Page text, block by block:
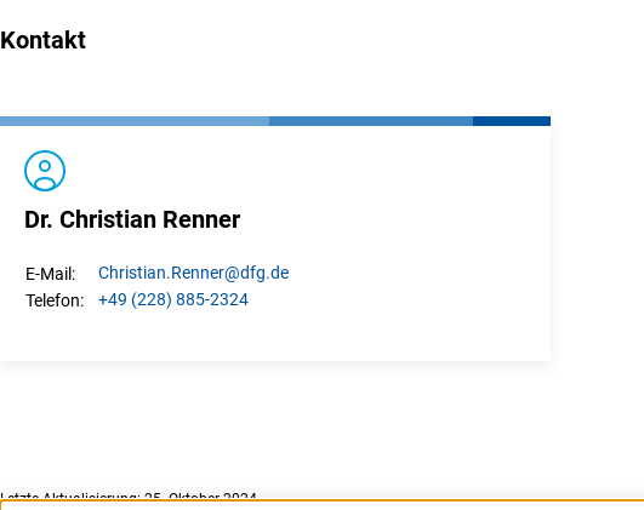
Kontakt
Dr. Christian Renner
E-Mail: Christian.Renner@dfg.de
Telefon:
+49 (228) 885-2324
Letzte Aktualisierung: 25. Oktober 2024